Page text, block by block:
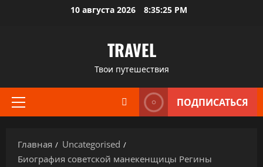
10 августа 2026 8:35:26 PM
TRAVEL
Твои путешествия
Основное
ПОДПИСАТЬСЯ
Главная
Uncategorised
Биография советской манекенщицы Регины